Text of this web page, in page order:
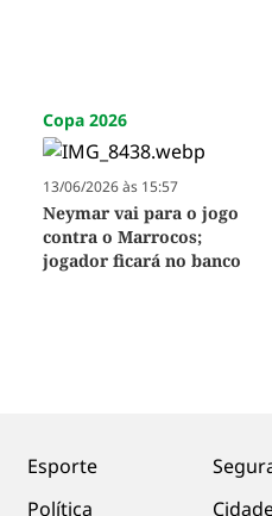
Copa 2026
13/06/2026 às 15:57
Neymar vai para o jogo
contra o Marrocos;
jogador ficará no banco
Esporte
Política